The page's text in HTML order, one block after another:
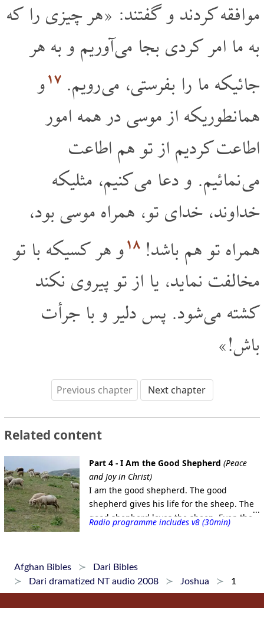
موافقه کردند و گفتند: «هر چیزی را که
به ما امر کردی بجا می آوریم و به هر
جائیکه ما را بفرستی، می رویم. ۱۷و
همانطوریکه از موسی در همه امور
اطاعت کردیم از تو هم اطاعت
می نمائیم. و دعا می کنیم، مثلیکه
خداوند، خدای تو، همراه موسی بود،
همراه تو هم باشد! ۱۸و هر کسیکه با تو
مخالفت نماید، یا از تو پیروی نکند
کشته می شود. پس دلیر و با جرأت
باش!»
Previous chapter Next chapter
Related content
Part 4 - I Am the Good Shepherd (Peace
and Joy in Christ)
I am the good shepherd. The good
shepherd gives his life for the sheep. The
good shepherd loves the sheep. Even the
sacrificed his life to save you and me two
thousand years ago. A hired hand who is
Radio programme includes v8 (30min)
Afghan Bibles
Dari Bibles
Dari dramatized NT audio 2008
Joshua 1